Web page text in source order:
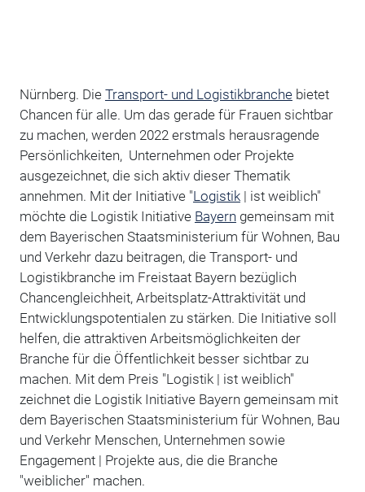
Nürnberg. Die Transport- und Logistikbranchebietet
Chancen für alle. Um das gerade für Frauen sichtbar
zu machen, werden 2022 erstmals herausragende
Persönlichkeiten, Unternehmen oder Projekte
ausgezeichnet, die sich aktiv dieser Thematik
annehmen. Mit der Initiative "Logistik| ist weiblich"
möchte die Logistik Initiative Bayern gemeinsam mit
dem Bayerischen Staatsministerium für Wohnen, Bau
und Verkehr dazu beitragen, die Transport- und
Logistikbranche im Freistaat Bayern bezüglich
Chancengleichheit, Arbeitsplatz-Attraktivität und
Entwicklungspotentialen zu stärken. Die Initiative soll
helfen, die attraktiven Arbeitsmöglichkeiten der
Branche für die Öffentlichkeit besser sichtbar zu
machen. Mit dem Preis "Logistik | ist weiblich"
zeichnet die Logistik Initiative Bayern gemeinsam mit
dem Bayerischen Staatsministerium für Wohnen, Bau
und Verkehr Menschen, Unternehmen sowie
Engagement | Projekte aus, die die Branche
"weiblicher" machen.